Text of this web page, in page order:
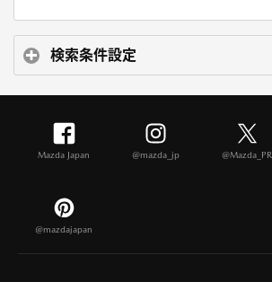
検索条件設定
Mazda Japan @mazda_jp @Mazda_PR
@mazdajapan